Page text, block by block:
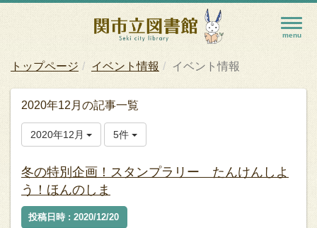
トップページ イベント情報 イベント情報
2020年12月の記事一覧
2020年12月 5件
冬の特別企画！スタンプラリー たんけんしよ
う！ほんのしま
投稿日時 : 2020/12/20